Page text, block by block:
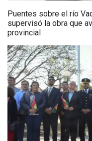
Puentes sobre el río
supervisó la obra que
provincial